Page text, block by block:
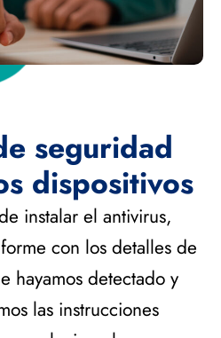
seguridad
dispositivos
instalar el antivirus,
con los detalles de
hayamos detectado y
las instrucciones